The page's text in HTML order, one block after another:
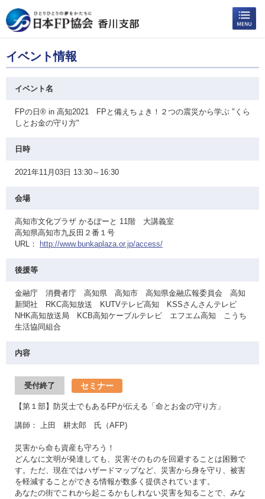
イベント情報
イベント名
FPの日® in 高知2021 FPと備えちょき！２つの震災から学ぶ "くら
しとお金の守り方"
日時
2021年11月03日 13:30～16:30
会場
高知市文化プラザ かるぽーと 11階 大講義室
高知県高知市九反田２番１号
URL：
http://www.bunkaplaza.or.jp/access/
後援等
金融庁 消費者庁 高知県 高知市 高知県金融広報委員会 高知
新聞社 RKC高知放送 KUTVテレビ高知 KSSさんさんテレビ
NHK高知放送局 KCB高知ケーブルテレビ エフエム高知 こうち
生活協同組合
内容
受付終了 セミナー
【第１部】防災士でもあるFPが伝える「命とお金の守り方」
講師： 上田 耕太郎 氏（AFP)
災害から命も資産も守ろう！
どんなに文明が発達しても、災害そのものを回避することは困難で
す。ただ、現在ではハザードマップなど、災害から身を守り、被害
を軽減することができる情報が数多く提供されています。
あなたの街でこれから起こるかもしれない災害を知ることで、みな